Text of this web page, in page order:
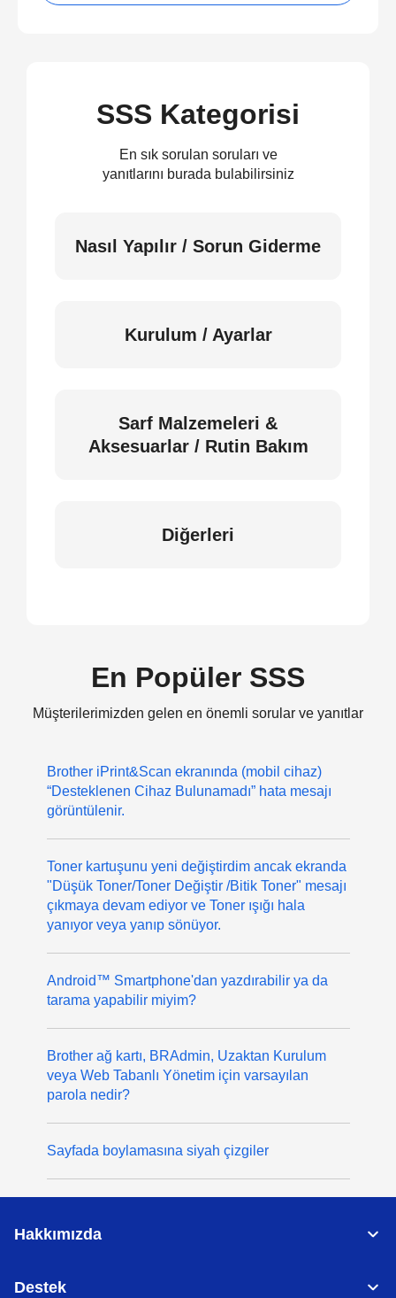
SSS Kategorisi
En sık sorulan soruları ve
yanıtlarını burada bulabilirsiniz
Nasıl Yapılır / Sorun Giderme
Kurulum / Ayarlar
Sarf Malzemeleri &
Aksesuarlar / Rutin Bakım
Diğerleri
En Popüler SSS
Müşterilerimizden gelen en önemli sorular ve yanıtlar
Brother iPrint&Scan ekranında (mobil cihaz)
“Desteklenen Cihaz Bulunamadı” hata mesajı
görüntülenir.
Toner kartuşunu yeni değiştirdim ancak ekranda
"Düşük Toner/Toner Değiştir /Bitik Toner" mesajı
çıkmaya devam ediyor ve Toner ışığı hala
yanıyor veya yanıp sönüyor.
Android™ Smartphone'dan yazdırabilir ya da
tarama yapabilir miyim?
Brother ağ kartı, BRAdmin, Uzaktan Kurulum
veya Web Tabanlı Yönetim için varsayılan
parola nedir?
Sayfada boylamasına siyah çizgiler
Hakkımızda
Destek